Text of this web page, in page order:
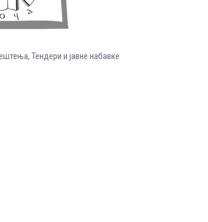
, Тендери и јавне набавке